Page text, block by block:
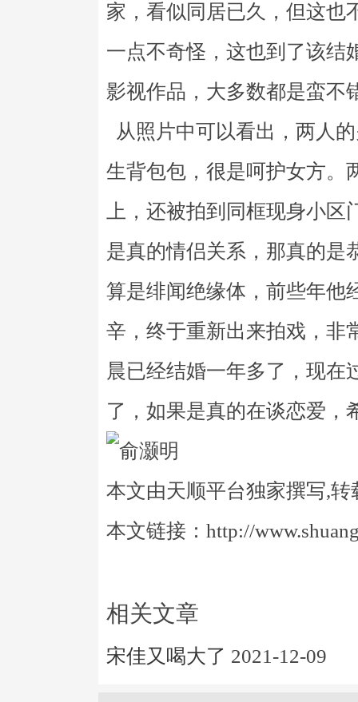
家，看似同居已久，但这也
一点不奇怪，这也到了该结
影视作品，大多数都是蛮
从照片中可以看出，两人
生背包包，很是呵护女方。
上，还被拍到同框现身小
是真的情侣关系，那真的是
算是绯闻绝缘体，前些年他
辛，终于重新出来拍戏，非
晨已经结婚一年多了，现在
了，如果是真的在谈恋爱，
本文由天顺平台独家撰写,转
本文链接：http://
相关文章
宋佳又喝大了 2021-12-09